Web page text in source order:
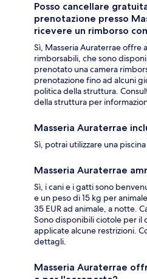
Posso cancellare
prenotazione presso
ricevere un rimborso
Sì, Masseria Auraterrae
rimborsabili, che sono
prenotato una camera
prenotazione fino ad alcuni
politica della struttura.
della struttura per
Masseria Auraterrae
Sì, potrai utilizzare una
Masseria Auraterrae
Sì, i cani e i gatti sono
e un peso di 15 kg per
35 EUR ad animale, a notte.
Sono disponibili ciotole per il
applicate alcune restrizioni.
dettagli.
Masseria Auraterrae